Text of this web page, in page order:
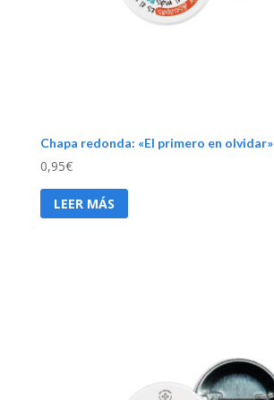
Chapa redonda: «El primero en olvidar»
0,95€
LEER MÁS